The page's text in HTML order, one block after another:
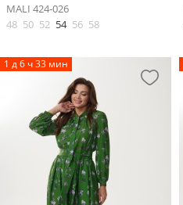
MALI 424-026
48 50 52 54 56 58
1 д 6 ч 33 мин